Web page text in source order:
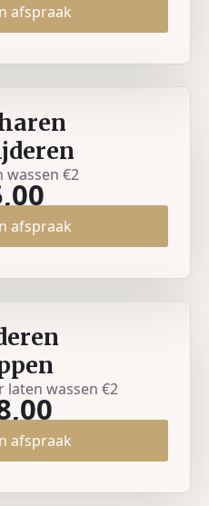
afspraak
wassen €2
afspraak
laten wassen €2
afspraak